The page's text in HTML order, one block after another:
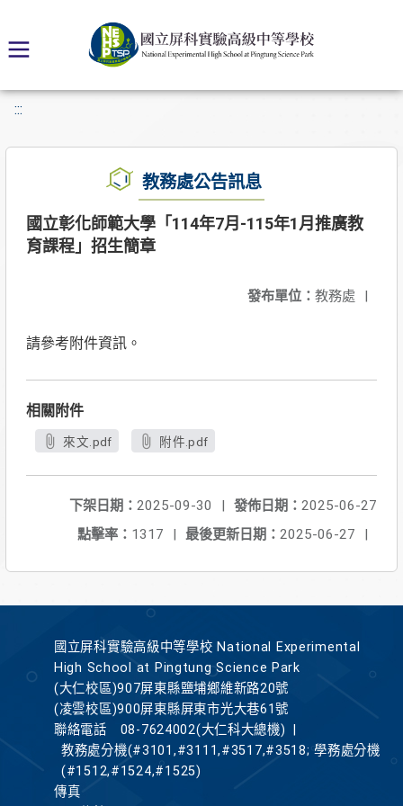
:::
教務處公告訊息
國立彰化師範大學「114年7月-115年1月推廣教
育課程」招生簡章
發布單位： 教務處 |
請參考附件資訊。
相關附件
來文.pdf 附件.pdf
發佈日期： 2025-06-27
下架日期： 2025-09-30
|
最後更新日期： 2025-06-27 |
點擊率： 1317 |
國立屏科實驗高級中等學校 National Experimental
High School at Pingtung Science Park
(大仁校區)907屏東縣鹽埔鄉維新路20號
(凌雲校區)900屏東縣屏東市光大巷61號
聯絡電話
08-7624002(大仁科大總機)
教務處分機(#3101,#3111,#3517,#3518; 學務處分機
(#1512,#1524,#1525)
傳真